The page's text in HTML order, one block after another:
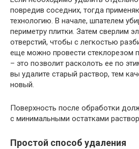
повредив соседних, тогда
технологию. В начале, шпателем
периметру плитки. Затем сверлим
отверстий, чтобы с легкостью
еще можно провести стеклорезом
– это позволит расколоть ее по
вы удалите старый раствор, тем
новый.
Поверхность после обработки
с минимальными остатками
Простой способ удаления